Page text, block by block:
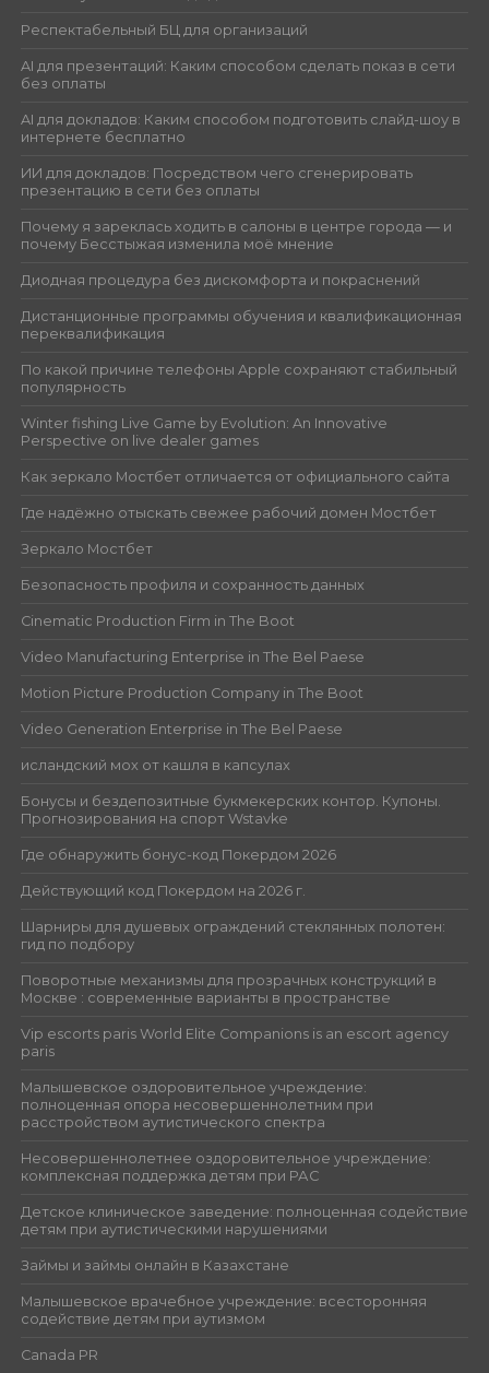
Респектабельный БЦ для организаций
AI для презентаций: Каким способом сделать показ в сети
без оплаты
AI для докладов: Каким способом подготовить слайд-шоу в
интернете бесплатно
ИИ для докладов: Посредством чего сгенерировать
презентацию в сети без оплаты
Почему я зареклась ходить в салоны в центре города — и
почему Бесстыжая изменила моё мнение
Диодная процедура без дискомфорта и покраснений
Дистанционные программы обучения и квалификационная
переквалификация
По какой причине телефоны Apple сохраняют стабильный
популярность
Winter fishing Live Game by Evolution: An Innovative
Perspective on live dealer games
Как зеркало Мостбет отличается от официального сайта
Где надёжно отыскать свежее рабочий домен Мостбет
Зеркало Мостбет
Безопасность профиля и сохранность данных
Cinematic Production Firm in The Boot
Video Manufacturing Enterprise in The Bel Paese
Motion Picture Production Company in The Boot
Video Generation Enterprise in The Bel Paese
исландский мох от кашля в капсулах
Бонусы и бездепозитные букмекерских контор. Купоны.
Прогнозирования на спорт Wstavke
Где обнаружить бонус-код Покердом 2026
Действующий код Покердом на 2026 г.
Шарниры для душевых ограждений стеклянных полотен:
гид по подбору
Поворотные механизмы для прозрачных конструкций в
Москве : современные варианты в пространстве
Vip escorts paris World Elite Companions is an escort agency
paris
Малышевское оздоровительное учреждение:
полноценная опора несовершеннолетним при
расстройством аутистического спектра
Несовершеннолетнее оздоровительное учреждение:
комплексная поддержка детям при РАС
Детское клиническое заведение: полноценная содействие
детям при аутистическими нарушениями
Займы и займы онлайн в Казахстане
Малышевское врачебное учреждение: всесторонняя
содействие детям при аутизмом
Canada PR